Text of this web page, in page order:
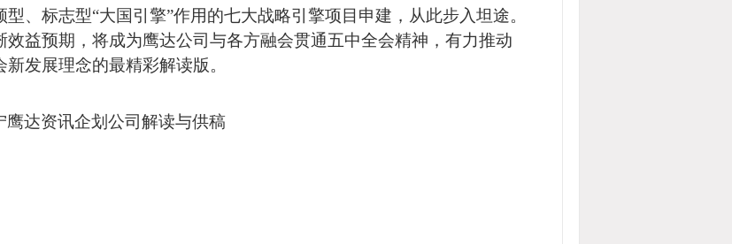
型、标志型“大国引擎”作用的七大战略引擎项目申建，从此步入坦途。
效益预期，将成为鹰达公司与各方融会贯通五中全会精神， 有力推动
新发展理念的最精彩解读版。
司解读与供稿